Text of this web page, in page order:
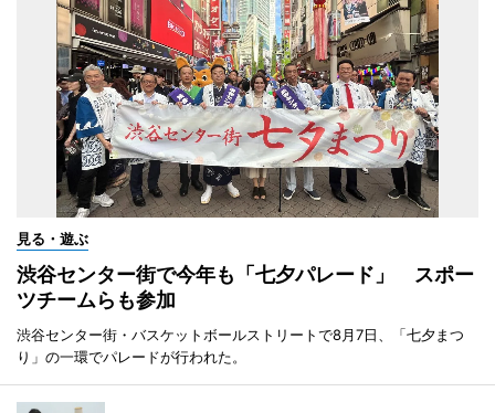
見る・遊ぶ
渋谷センター街で今年も「七夕パレード」 スポー
ツチームらも参加
渋谷センター街・バスケットボールストリートで8月7日、「七夕まつ
り」の一環でパレードが行われた。